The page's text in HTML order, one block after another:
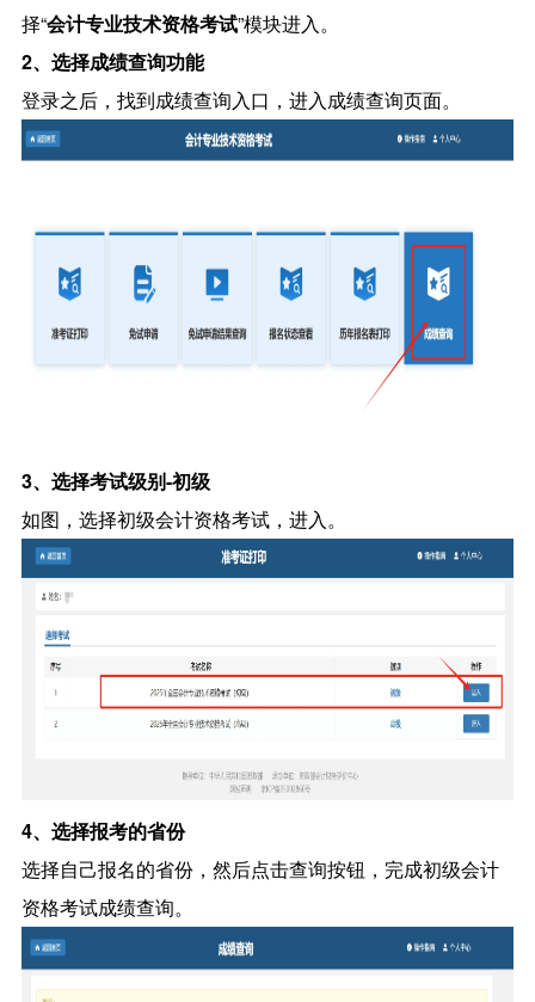
择“会计专业技术资格考试”模块进入。
2、选择成绩查询功能
登录之后，找到成绩查询入口，进入成绩查询页面。
3、选择考试级别-初级
如图，选择初级会计资格考试，进入。
4、选择报考的省份
选择自己报名的省份，然后点击查询按钮，完成初级会计
资格考试成绩查询。